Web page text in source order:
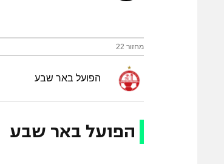
מחזור 22
הפועל באר שבע
הפועל באר שבע